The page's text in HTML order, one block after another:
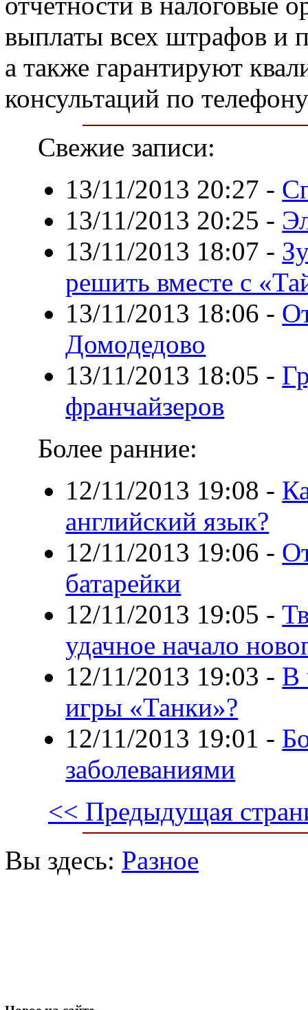
выплаты всех штрафов и
а также гарантируют
консультаций по
Свежие записи:
13/11/2013 20:27 -
13/11/2013 20:25 -
13/11/2013 18:07 -
решить вместе с
13/11/2013 18:06 -
Домодедово
13/11/2013 18:05 -
франчайзеров
Более ранние:
12/11/2013 19:08 -
английский язык?
12/11/2013 19:06 -
батарейки
12/11/2013 19:05 -
удачное начало
12/11/2013 19:03 - В
игры «Танки»?
12/11/2013 19:01 -
заболеваниями
<< Предыдущая
Вы здесь: Разное